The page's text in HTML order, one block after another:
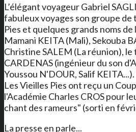
L’élégant voyageur Gabriel
fabuleux voyages son groupe de
Pies et quelques grands noms
Mamani KEITA (Mali), Sekouba
Christine SALEM (La réunion),
CARDENAS (ingénieur du son
Youssou N'DOUR, Salif
Les Vieilles Pies ont reçu un
l'Académie Charles CROS pour
chant des rameurs" (sorti en
La presse en parle...